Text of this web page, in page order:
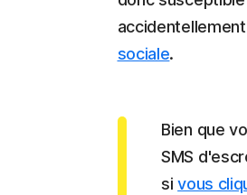
sociale.
Bien que
SMS
sivous